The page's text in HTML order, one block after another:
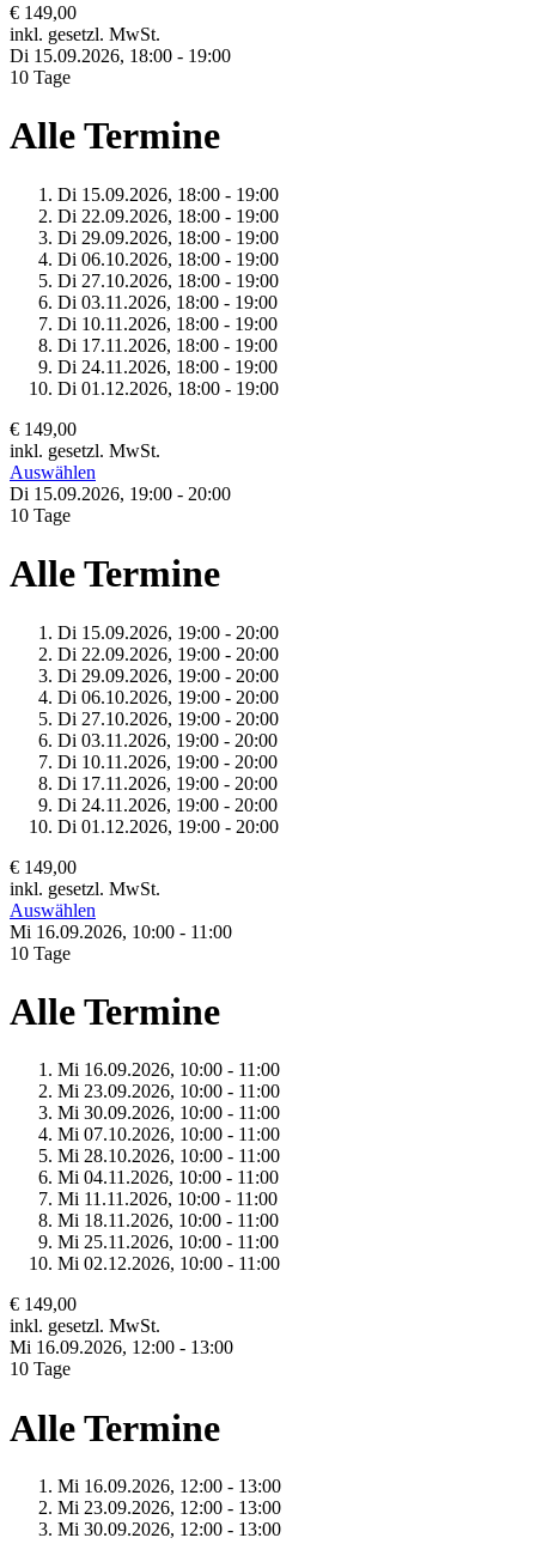
€ 149,00
inkl. gesetzl. MwSt.
Di 15.09.2026, 18:00 - 19:00
10 Tage
Alle Termine
Di 15.09.2026, 18:00 - 19:00
Di 22.09.2026, 18:00 - 19:00
Di 29.09.2026, 18:00 - 19:00
Di 06.10.2026, 18:00 - 19:00
Di 27.10.2026, 18:00 - 19:00
Di 03.11.2026, 18:00 - 19:00
Di 10.11.2026, 18:00 - 19:00
Di 17.11.2026, 18:00 - 19:00
Di 24.11.2026, 18:00 - 19:00
Di 01.12.2026, 18:00 - 19:00
€ 149,00
inkl. gesetzl. MwSt.
Auswählen
Di 15.09.2026, 19:00 - 20:00
10 Tage
Alle Termine
Di 15.09.2026, 19:00 - 20:00
Di 22.09.2026, 19:00 - 20:00
Di 29.09.2026, 19:00 - 20:00
Di 06.10.2026, 19:00 - 20:00
Di 27.10.2026, 19:00 - 20:00
Di 03.11.2026, 19:00 - 20:00
Di 10.11.2026, 19:00 - 20:00
Di 17.11.2026, 19:00 - 20:00
Di 24.11.2026, 19:00 - 20:00
Di 01.12.2026, 19:00 - 20:00
€ 149,00
inkl. gesetzl. MwSt.
Auswählen
Mi 16.09.2026, 10:00 - 11:00
10 Tage
Alle Termine
Mi 16.09.2026, 10:00 - 11:00
Mi 23.09.2026, 10:00 - 11:00
Mi 30.09.2026, 10:00 - 11:00
Mi 07.10.2026, 10:00 - 11:00
Mi 28.10.2026, 10:00 - 11:00
Mi 04.11.2026, 10:00 - 11:00
Mi 11.11.2026, 10:00 - 11:00
Mi 18.11.2026, 10:00 - 11:00
Mi 25.11.2026, 10:00 - 11:00
Mi 02.12.2026, 10:00 - 11:00
€ 149,00
inkl. gesetzl. MwSt.
Mi 16.09.2026, 12:00 - 13:00
10 Tage
Alle Termine
Mi 16.09.2026, 12:00 - 13:00
Mi 23.09.2026, 12:00 - 13:00
Mi 30.09.2026, 12:00 - 13:00